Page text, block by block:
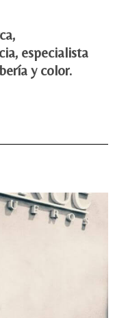
especialista
y color.